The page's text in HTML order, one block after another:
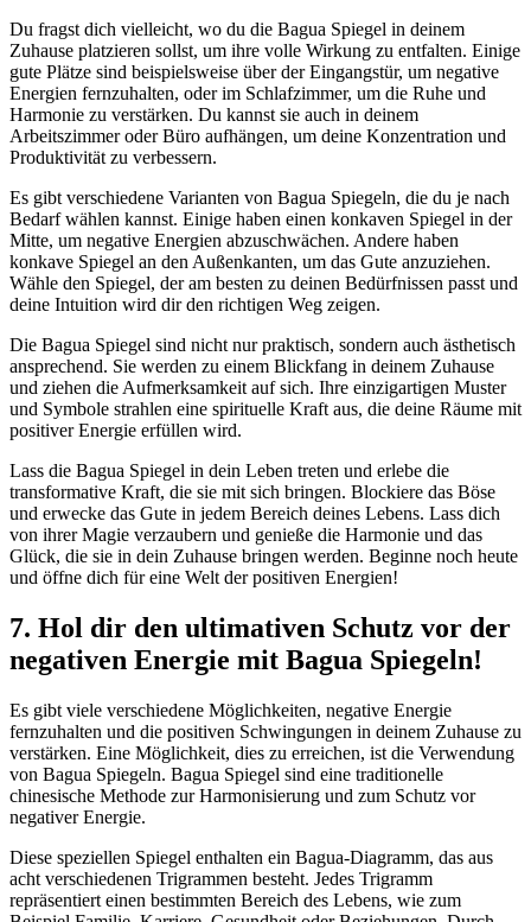
Du fragst dich vielleicht, wo du die Bagua Spiegel ​in⁤ deinem
Zuhause platzieren‌ sollst, um ihre ‍volle Wirkung zu entfalten. Einige
‌gute ‍Plätze sind beispielsweise über⁢ der⁢ Eingangstür, um⁢ negative
Energien⁢ fernzuhalten, oder im Schlafzimmer, ‌um ‍die⁤ Ruhe ⁢und
Harmonie zu verstärken. Du kannst sie auch in deinem‍
Arbeitszimmer​ oder Büro aufhängen, um deine‍ Konzentration und
Produktivität zu ‍verbessern.
Es gibt verschiedene Varianten⁤ von Bagua Spiegeln,‍ die⁣ du je nach
Bedarf wählen kannst. Einige haben ⁤einen konkaven ‍Spiegel in ⁤der
Mitte, um​ negative Energien abzuschwächen.⁤ Andere haben
konkave Spiegel an den Außenkanten, um das Gute anzuziehen.‌
Wähle den Spiegel, der am‍ besten zu ⁤deinen Bedürfnissen passt ‌und
deine‌ Intuition wird dir den ‍richtigen Weg zeigen.
Die Bagua Spiegel​ sind nicht​ nur praktisch, sondern auch ästhetisch
ansprechend. Sie⁣ werden zu einem ⁢Blickfang in⁣ deinem Zuhause‌
und ziehen die Aufmerksamkeit auf ‍sich. Ihre einzigartigen Muster
und Symbole strahlen eine spirituelle Kraft aus, die ‍deine⁤ Räume mit
‌positiver ‍Energie erfüllen wird.
Lass die Bagua Spiegel in dein ‍Leben treten und erlebe ⁢die
transformative ​Kraft, die‍ sie mit sich bringen. Blockiere das​ Böse
⁣und erwecke das Gute in​ jedem ⁣Bereich ​deines‍ Lebens. Lass⁤ dich⁣
von ihrer‍ Magie verzaubern und genieße die⁢ Harmonie​ und das​
Glück, die sie in dein Zuhause bringen werden. Beginne noch heute
und öffne‍ dich für eine ‍Welt der positiven Energien!
7. ​Hol dir den ultimativen Schutz vor⁢ der
negativen Energie mit Bagua Spiegeln!
Es gibt viele ​verschiedene‌ Möglichkeiten, negative Energie
fernzuhalten und die ‌positiven Schwingungen⁣ in deinem ‍Zuhause ‍zu
⁣verstärken. Eine⁤ Möglichkeit, dies⁢ zu erreichen, ist die Verwendung
von Bagua Spiegeln. Bagua Spiegel sind⁤ eine traditionelle
chinesische Methode zur Harmonisierung⁤ und ​zum Schutz vor
negativer Energie.
Diese ​speziellen Spiegel⁣ enthalten ein Bagua-Diagramm, das ‌aus
‍acht verschiedenen Trigrammen ⁢besteht. ⁢Jedes Trigramm‌
repräsentiert ⁣einen bestimmten⁢ Bereich des Lebens,‍ wie ​zum⁢